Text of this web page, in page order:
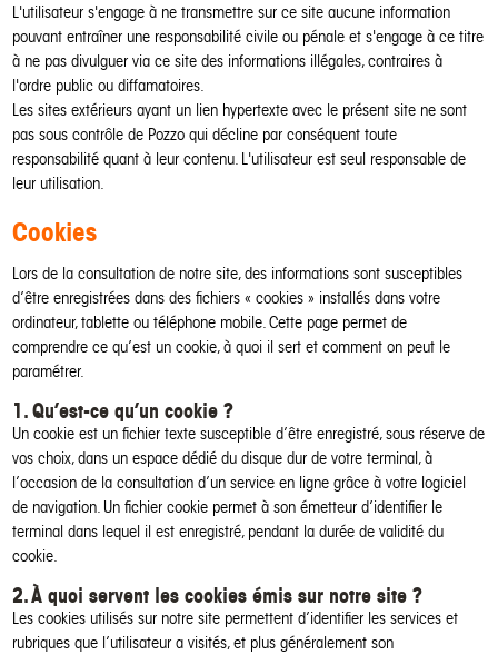
L'utilisateur s'engage à ne transmettre sur ce site aucune information
pouvant entraîner une responsabilité civile ou pénale et s'engage à ce titre
à ne pas divulguer via ce site des informations illégales, contraires à
l'ordre public ou diffamatoires.
Les sites extérieurs ayant un lien hypertexte avec le présent site ne sont
pas sous contrôle de Pozzo qui décline par conséquent toute
responsabilité quant à leur contenu. L'utilisateur est seul responsable de
leur utilisation.
Cookies
Lors de la consultation de notre site, des informations sont susceptibles
d’être enregistrées dans des fichiers « cookies » installés dans votre
ordinateur, tablette ou téléphone mobile. Cette page permet de
comprendre ce qu’est un cookie, à quoi il sert et comment on peut le
paramétrer.
1. Qu’est-ce qu’un cookie ?
Un cookie est un fichier texte susceptible d’être enregistré, sous réserve de
vos choix, dans un espace dédié du disque dur de votre terminal, à
l’occasion de la consultation d’un service en ligne grâce à votre logiciel
de navigation. Un fichier cookie permet à son émetteur d’identifier le
terminal dans lequel il est enregistré, pendant la durée de validité du
cookie.
2. À quoi servent les cookies émis sur notre site ?
Les cookies utilisés sur notre site permettent d’identifier les services et
rubriques que l’utilisateur a visités, et plus généralement son